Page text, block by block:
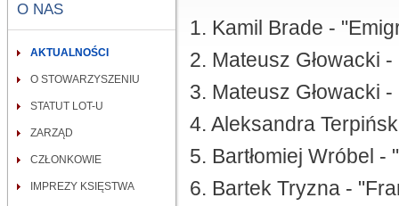
O NAS
AKTUALNOŚCI
O STOWARZYSZENIU
STATUT LOT-U
ZARZĄD
CZŁONKOWIE
IMPREZY KSIĘSTWA
1. Kamil Brade -
2. Mateusz Głowacki
3. Mateusz Głowacki
4. Aleksandra
5. Bartłomiej Wróbel -
6. Bartek Tryzna -